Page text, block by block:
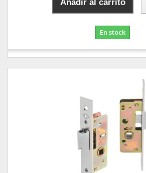
Añadir al carrito
En stock